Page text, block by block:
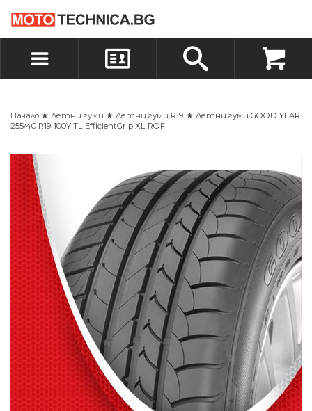
ВХОД
БЪРЗА ПОРЪЧКА ПОРЪЧКА
Начало ★ Летни гуми ★ Летни гуми R19 ★ Летни гуми GOOD YEAR
255/40 R19 100Y TL EfficientGrip XL ROF